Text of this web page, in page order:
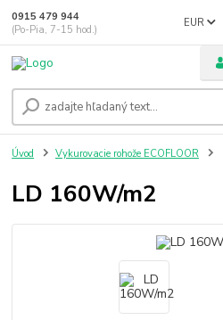
EUR
0915 479 944
(Po-Pia, 7-15 hod.)
Úvod Vykurovacie rohože ECOFLOOR
LD 160W/m2